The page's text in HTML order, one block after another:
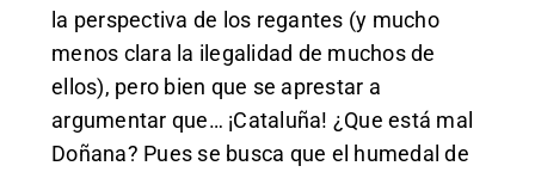
la perspectiva de los regantes (y mucho
menos clara la ilegalidad de muchos de
ellos), pero bien que se aprestar a
argumentar que… ¡Cataluña! ¿Que está mal
Doñana? Pues se busca que el humedal de